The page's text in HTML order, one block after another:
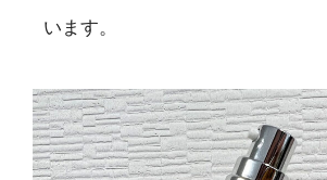
います。